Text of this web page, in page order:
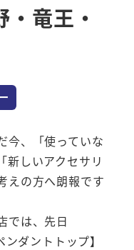
竜王・
今、「使っていな
新しいアクセサリ
えの方へ朗報です
では、先日
ダントトップ】